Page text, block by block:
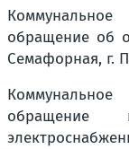
обращение об
Семафорная, г.
обращение